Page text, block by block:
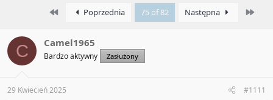
m
a
c
ę
t
y
First Poprzednia 75 of 82 Następna
C Camel1965
Bardzo aktywny Zasłużony
29 Kwiecień 2025 #1111